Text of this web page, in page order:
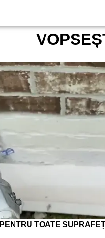
PENTRU TOATE